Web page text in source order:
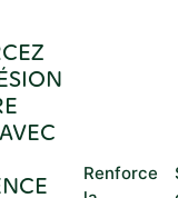
Renforce